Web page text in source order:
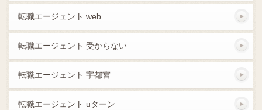
転職エージェント web
転職エージェント 受からない
転職エージェント 宇都宮
転職エージェント uターン